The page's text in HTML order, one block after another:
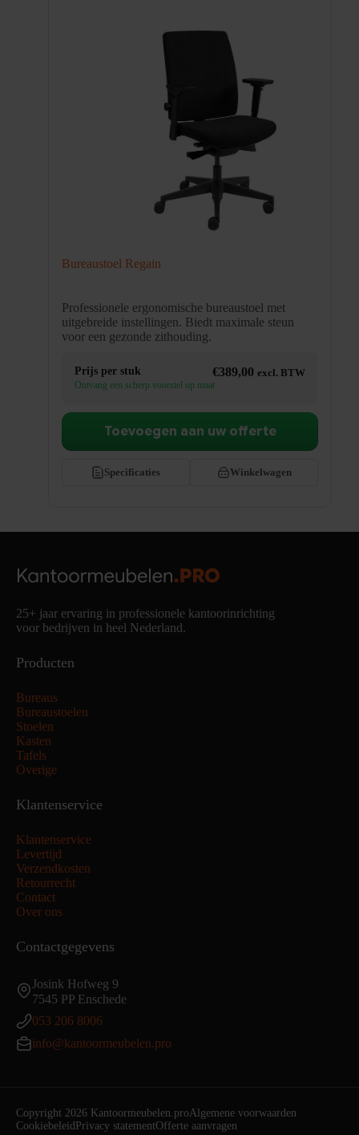
Bureaustoel Regain
Professionele ergonomische bureaustoel met
uitgebreide instellingen. Biedt maximale steun
voor een gezonde zithouding.
Prijs per stuk €389,00 excl. BTW
Ontvang een scherp voorstel op maat
Specificaties Winkelwagen
Toevoegen aan uw offerte
25+ jaar ervaring in professionele kantoorinrichting
voor bedrijven in heel Nederland.
Producten
Bureaus
Bureaustoelen
Stoelen
Kasten
Tafels
Overige
Klantenservice
Klantenservice
Levertijd
Verzendkosten
Retourrecht
Contact
Over ons
Contactgegevens
Josink Hofweg 9
7545 PP Enschede
053 206 8006
info@kantoormeubelen.pro
Copyright 2026 Kantoormeubelen.proAlgemene voorwaarden
Cookiebeleid Privacy statementOfferte aanvragen